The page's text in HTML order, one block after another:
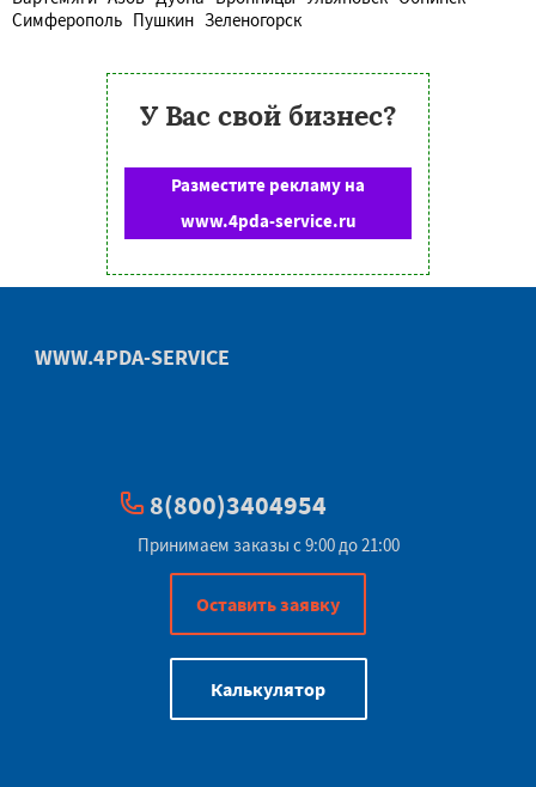
Симферополь Пушкин Зеленогорск
У Вас свой бизнес?
Разместите рекламу на
www.4pda-service.ru
WWW.4PDA-SERVICE
8(800)3404954
Принимаем заказы с 9:00 до 21:00
Оставить заявку
Калькулятор